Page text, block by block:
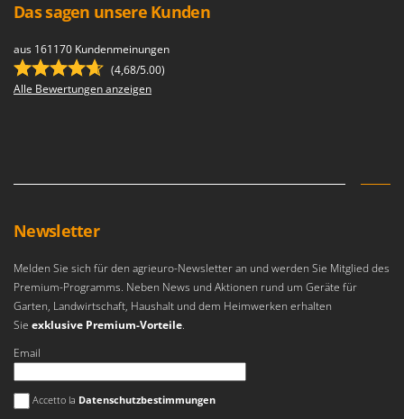
Das sagen unsere Kunden
aus 161170 Kundenmeinungen
(4,68/5.00)
Alle Bewertungen anzeigen
Newsletter
Melden Sie sich für den agrieuro-Newsletter an und werden Sie Mitglied des
Premium-Programms. Neben News und Aktionen rund um Geräte für
Garten, Landwirtschaft, Haushalt und dem Heimwerken erhalten
Sie exklusive Premium-Vorteile.
Email
Es ist ein Fehler aufgetreten
Accetto la Datenschutzbestimmungen